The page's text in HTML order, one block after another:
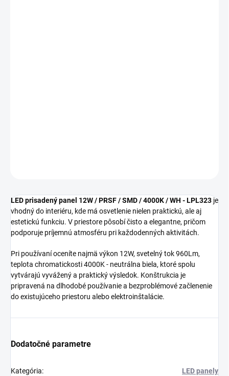
LED prisadený panel 12W / PRSF / SMD / 4000K / WH - LPL323 je
vhodný do interiéru, kde má osvetlenie nielen praktickú, ale aj
estetickú funkciu. V priestore pôsobí čisto a elegantne, pričom
podporuje príjemnú atmosféru pri každodenných aktivitách.
Pri používaní oceníte najmä výkon 12W, svetelný tok 960Lm,
teplota chromatickosti 4000K - neutrálna biela, ktoré spolu
vytvárajú vyvážený a praktický výsledok. Konštrukcia je
pripravená na dlhodobé používanie a bezproblémové začlenenie
do existujúceho priestoru alebo elektroinštalácie.
Dodatočné parametre
Kategória: LED panely